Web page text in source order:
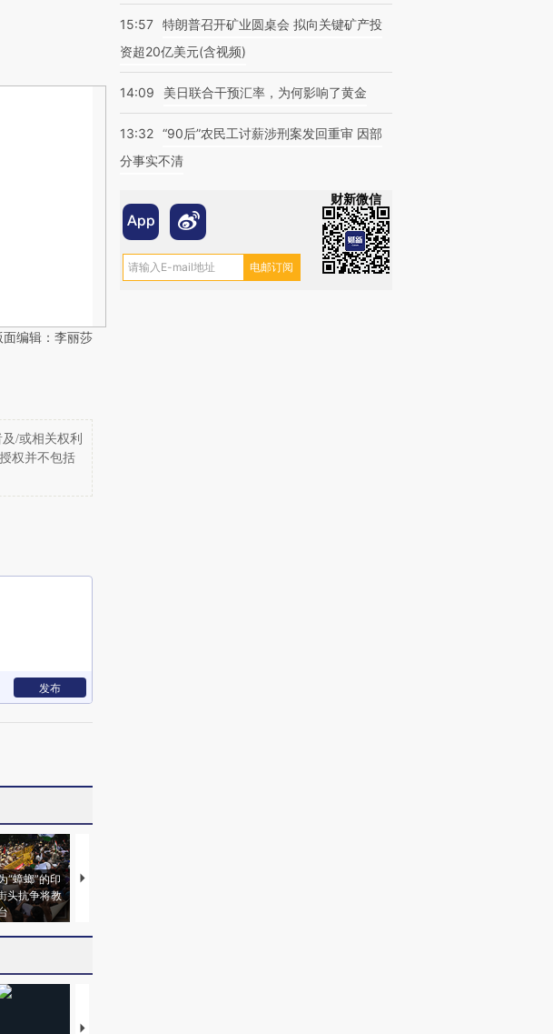
编辑：李丽莎
/或相关权利
权并不包括
发布
“蟑螂”的印
头抗争将教
视线｜“入侵”还是“人道危
【推广】走进第四届链博
15:57 特朗普召开矿业圆桌会 拟向关键矿产投
资超20亿美元(含视频)
14:09 美日联合干预汇率，为何影响了黄金
13:32 “90后”农民工讨薪涉刑案发回重审 因部
分事实不清
财新微信